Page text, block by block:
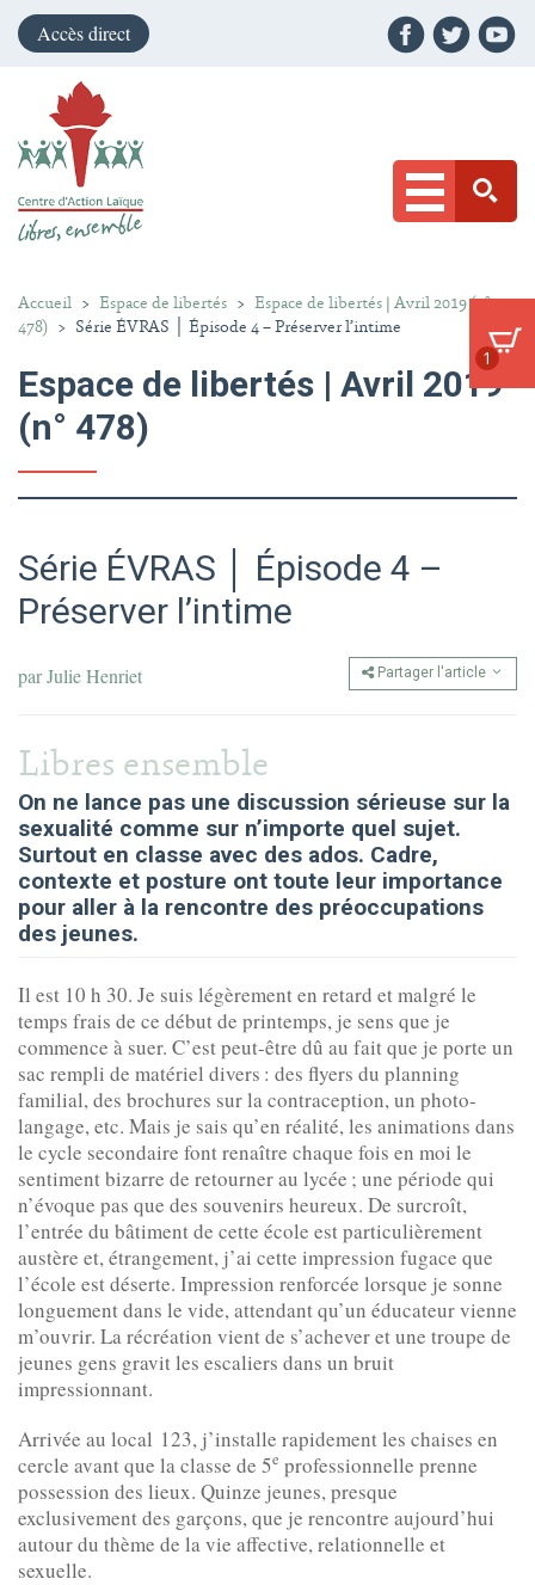
Accès direct
Accueil > Espace de libertés > Espace de libertés | Avril 2019 (n°
478) > Série ÉVRAS │ Épisode 4 – Préserver l’intime
Espace de libertés | Avril 2019
(n° 478)
Série ÉVRAS │ Épisode 4 –
Préserver l’intime
parJulie Henriet Partager l'article
Libres ensemble
On ne lance pas une discussion sérieuse sur la
sexualité comme sur n’importe quel sujet.
Surtout en classe avec des ados. Cadre,
contexte et posture ont toute leur importance
pour aller à la rencontre des préoccupations
des jeunes.
Il est 10 h 30. Je suis légèrement en retard et malgré le
temps frais de ce début de printemps, je sens que je
commence à suer. C’est peut-être dû au fait que je porte un
sac rempli de matériel divers : des flyers du planning
familial, des brochures sur la contraception, un photo-
langage, etc. Mais je sais qu’en réalité, les animations dans
le cycle secondaire font renaître chaque fois en moi le
sentiment bizarre de retourner au lycée ; une période qui
n’évoque pas que des souvenirs heureux. De surcroît,
l’entrée du bâtiment de cette école est particulièrement
austère et, étrangement, j’ai cette impression fugace que
l’école est déserte. Impression renforcée lorsque je sonne
longuement dans le vide, attendant qu’un éducateur vienne
m’ouvrir. La récréation vient de s’achever et une troupe de
jeunes gens gravit les escaliers dans un bruit
impressionnant.
Arrivée au local 123, j’installe rapidement les chaises en
cercle avant que la classe de 5e professionnelle prenne
possession des lieux. Quinze jeunes, presque
exclusivement des garçons, que je rencontre aujourd’hui
autour du thème de la vie affective, relationnelle et
sexuelle.
1